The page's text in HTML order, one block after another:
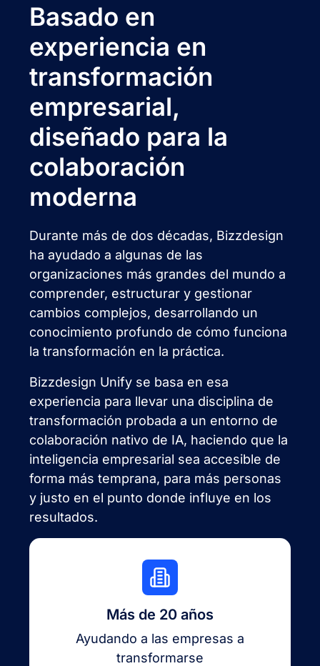
Basado en
experiencia en
transformación
empresarial,
diseñado para la
colaboración
moderna
Durante más de dos décadas, Bizzdesign
ha ayudado a algunas de las
organizaciones más grandes del mundo a
comprender, estructurar y gestionar
cambios complejos, desarrollando un
conocimiento profundo de cómo funciona
la transformación en la práctica.
Bizzdesign Unify se basa en esa
experiencia para llevar una disciplina de
transformación probada a un entorno de
colaboración nativo de IA, haciendo que la
inteligencia empresarial sea accesible de
forma más temprana, para más personas
y justo en el punto donde influye en los
resultados.
Más de 20 años
Ayudando a las empresas a
transformarse